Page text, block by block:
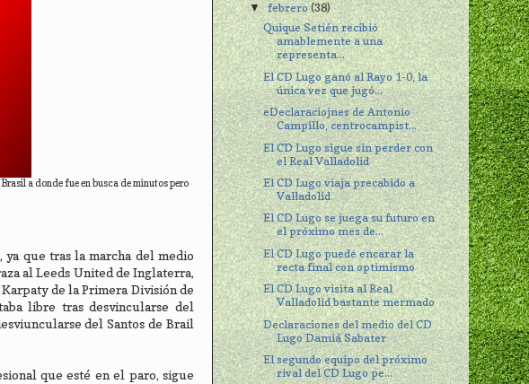
a donde fue en busca de minutos pero
que tras la marcha del medio
al Leeds United de Inglaterra,
de la Primera División de
libre tras desvincularse del
del Santos de Brail
que esté en el paro, sigue
▼febrero(38)
Quique Setién recibió
amablemente a una
representa...
El CD Lugo ganó al Rayo 1-0, la
única vez que jugó...
eDeclaraciojnes de Antonio
Campillo, centrocampist...
El CD Lugo sigue sin perder con
el Real Valladolid
El CD Lugo viaja precabido a
Valladolid
El CD Lugo se juega su futuro en
el próximo mes de...
El CD Lugo puede encarar la
recta final con optimismo
El CD Lugo visita al Real
Valladolid bastante mermado
Declaraciones del medio del CD
Lugo Damiá Sabater
El segundo equipo del próximo
rival del CD Lugo pe...